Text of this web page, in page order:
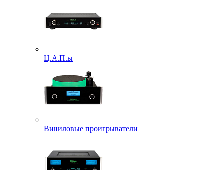
Ц.А.П.ы
Виниловые проигрыватели